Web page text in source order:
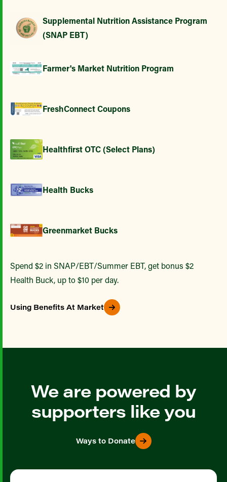
Supplemental Nutrition Assistance Program
(SNAP EBT)
Farmer's Market Nutrition Program
FreshConnect Coupons
Healthfirst OTC (Select Plans)
Health Bucks
Greenmarket Bucks
Spend $2 in SNAP/EBT/Summer EBT, get bonus $2
Health Buck, up to $10 per day.
Using Benefits At Market
We are powered by
supporters like you
Ways to Donate